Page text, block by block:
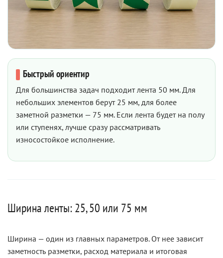
Быстрый ориентир
Для большинства задач подходит лента 50 мм. Для
небольших элементов берут 25 мм, для более
заметной разметки — 75 мм. Если лента будет на полу
или ступенях, лучше сразу рассматривать
износостойкое исполнение.
Ширина ленты: 25, 50 или 75 мм
Ширина — один из главных параметров. От нее зависит
заметность разметки, расход материала и итоговая